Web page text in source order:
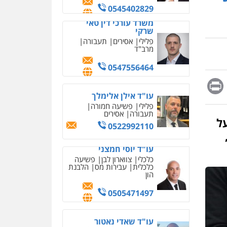
Message
Print
0545402829
משרד עורכי דין טאי
שרקי
פלילי אסירים תעבורה
מרב"ד
0547556464
עו"ד אילן אלימלך
פלילי פשיעה חמורה
תעבורה אסירים
0522992110
עו"ד יוסי חמצני
כלכלי צווארון לבן פשיעה
כלכלית עבירות מס הלבנת
הון
0505471497
עו"ד שאדי נאטור
מחיקת כתבות מגוגל
ודחיקת אזכורים שליליים
שירותים מקצועיים לעורכי
דין
0522508109
אחסון אתרים
מהירות הגנה גיבוי
תמיכה שירותים מקצועיים
לעורכי דין
מרכז התחלה חדשה
אסירים עבירות מין
שירותים מקצועיים לעורכי
דין
0544500346
מאיה בלום, עו"ס,
טיפול ושיקום
טיפול בהתמכרויות
שירותים מקצועיים לעורכי